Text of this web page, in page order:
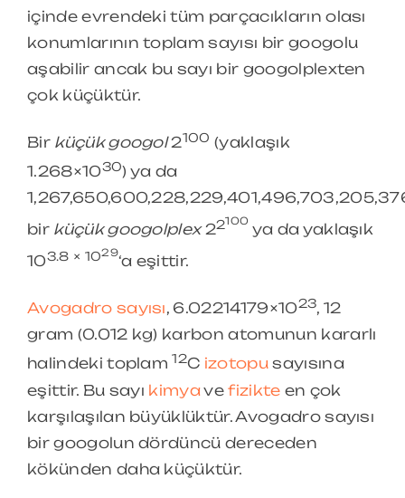
içinde evrendeki tüm parçacıkların olası
konumlarının toplam sayısı bir googolu
aşabilir ancak bu sayı bir googolplexten
çok küçüktür.
Bir küçük googol2100 (yaklaşık
1.268×1030) ya da
bir küçük googolplex22100 ya da yaklaşık
103.8 × 1029‘a eşittir.
Avogadro sayısı, 6.02214179×1023, 12
gram (0.012 kg) karbon atomunun kararlı
halindeki toplam 12C izotopusayısına
eşittir. Bu sayı kimyavefizikte en çok
karşılaşılan büyüklüktür. Avogadro sayısı
bir googolun dördüncü dereceden
kökünden daha küçüktür.